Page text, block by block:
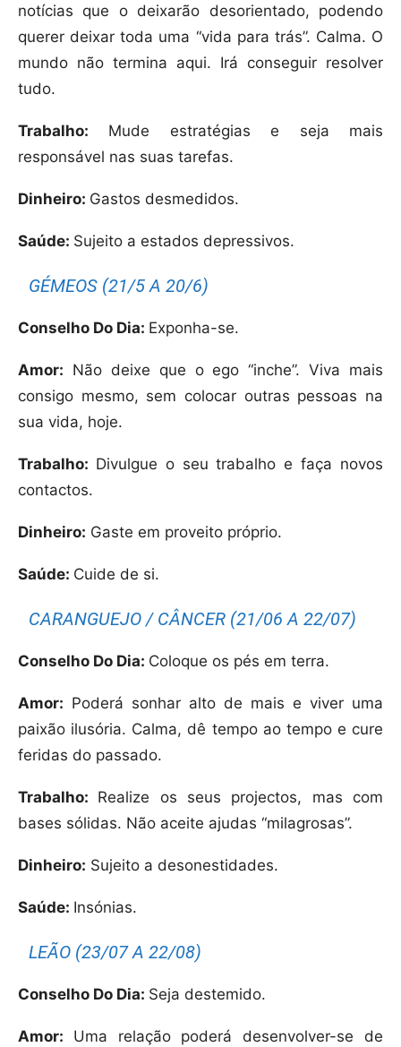
notícias que o deixarão desorientado, podendo
querer deixar toda uma “vida para trás”. Calma. O
mundo não termina aqui. Irá conseguir resolver
tudo.
Trabalho: Mude estratégias e seja mais
responsável nas suas tarefas.
Dinheiro: Gastos desmedidos.
Saúde: Sujeito a estados depressivos.
GÉMEOS (21/5 A 20/6)
Conselho Do Dia: Exponha-se.
Amor: Não deixe que o ego “inche”. Viva mais
consigo mesmo, sem colocar outras pessoas na
sua vida, hoje.
Trabalho: Divulgue o seu trabalho e faça novos
contactos.
Dinheiro: Gaste em proveito próprio.
Saúde: Cuide de si.
CARANGUEJO / CÂNCER (21/06 A 22/07)
Conselho Do Dia: Coloque os pés em terra.
Amor: Poderá sonhar alto de mais e viver uma
paixão ilusória. Calma, dê tempo ao tempo e cure
feridas do passado.
Trabalho: Realize os seus projectos, mas com
bases sólidas. Não aceite ajudas “milagrosas”.
Dinheiro: Sujeito a desonestidades.
Saúde: Insónias.
LEÃO (23/07 A 22/08)
Conselho Do Dia: Seja destemido.
Amor: Uma relação poderá desenvolver-se de